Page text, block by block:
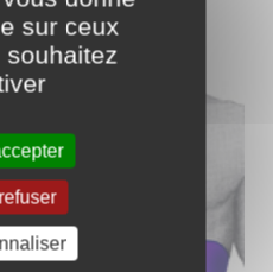
sur ceux
souhaitez